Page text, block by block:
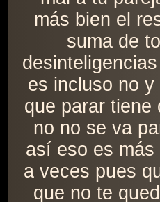
más bien el
suma de
es incluso no
que parar tiene
no no se va
así eso es más
a veces pues
que no te